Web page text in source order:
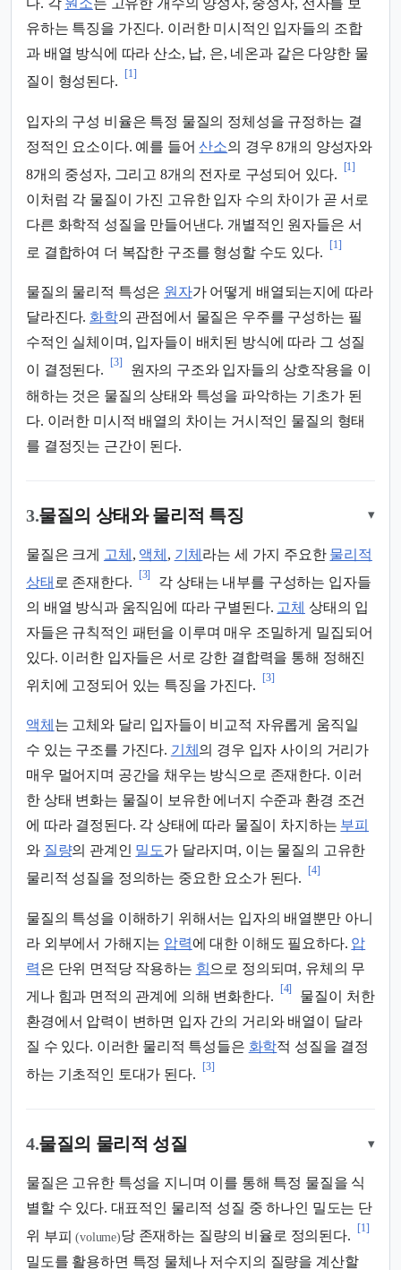
다. 각 원소는 고유한 개수의 양성자, 중성자, 전자를 보
유하는 특징을 가진다. 이러한 미시적인 입자들의 조합
과 배열 방식에 따라 산소, 납, 은, 네온과 같은 다양한 물
질이 형성된다.
[1]
입자의 구성 비율은 특정 물질의 정체성을 규정하는 결
정적인 요소이다. 예를 들어산소의 경우 8개의 양성자와
8개의 중성자, 그리고 8개의 전자로 구성되어 있다.
[1]
이처럼 각 물질이 가진 고유한 입자 수의 차이가 곧 서로
다른 화학적 성질을 만들어낸다. 개별적인 원자들은 서
로 결합하여 더 복잡한 구조를 형성할 수도 있다.
[1]
물질의 물리적 특성은 원자가 어떻게 배열되는지에 따라
달라진다. 화학의 관점에서 물질은 우주를 구성하는 필
수적인 실체이며, 입자들이 배치된 방식에 따라 그 성질
이 결정된다.
[3]
원자의 구조와 입자들의 상호작용을 이
해하는 것은 물질의 상태와 특성을 파악하는 기초가 된
다. 이러한 미시적 배열의 차이는 거시적인 물질의 형태
를 결정짓는 근간이 된다.
3.물질의 상태와 물리적 특징 ▾
물질은 크게 고체 , 액체 , 기체 라는 세 가지 주요한 물리적
상태 로 존재한다.
[3]
각 상태는 내부를 구성하는 입자들
의 배열 방식과 움직임에 따라 구별된다. 고체 상태의 입
자들은 규칙적인 패턴을 이루며 매우 조밀하게 밀집되어
있다. 이러한 입자들은 서로 강한 결합력을 통해 정해진
위치에 고정되어 있는 특징을 가진다.
[3]
액체 는 고체와 달리 입자들이 비교적 자유롭게 움직일
수 있는 구조를 가진다. 기체 의 경우 입자 사이의 거리가
매우 멀어지며 공간을 채우는 방식으로 존재한다. 이러
한 상태 변화는 물질이 보유한 에너지 수준과 환경 조건
에 따라 결정된다. 각 상태에 따라 물질이 차지하는 부피
와 질량의 관계인 밀도가 달라지며, 이는 물질의 고유한
물리적 성질을 정의하는 중요한 요소가 된다.
[4]
물질의 특성을 이해하기 위해서는 입자의 배열뿐만 아니
라 외부에서 가해지는 압력에 대한 이해도 필요하다. 압
력은 단위 면적당 작용하는 힘으로 정의되며, 유체의 무
게나 힘과 면적의 관계에 의해 변화한다.
[4]
물질이 처한
환경에서 압력이 변하면 입자 간의 거리와 배열이 달라
질 수 있다. 이러한 물리적 특성들은 화학적 성질을 결정
하는 기초적인 토대가 된다.
[3]
4.물질의 물리적 성질 ▾
물질은 고유한 특성을 지니며 이를 통해 특정 물질을 식
별할 수 있다. 대표적인 물리적 성질 중 하나인 밀도는 단
위 부피 (volume)당 존재하는 질량의 비율로 정의된다.
[1]
밀도를 활용하면 특정 물체나 저수지의 질량을 계산할